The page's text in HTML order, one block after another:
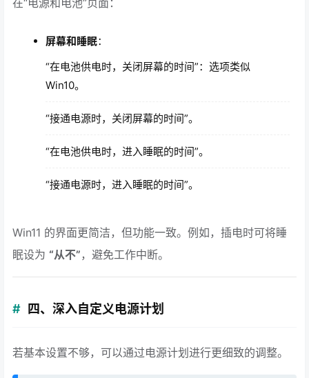
在“电源和电池”页面：
屏幕和睡眠：
“在电池供电时，关闭屏幕的时间”：选项类似
Win10。
“接通电源时，关闭屏幕的时间”。
“在电池供电时，进入睡眠的时间”。
“接通电源时，进入睡眠的时间”。
Win11 的界面更简洁，但功能一致。例如，插电时可将睡
眠设为 “从不” ，避免工作中断。
四、深入自定义电源计划
若基本设置不够，可以通过电源计划进行更细致的调整。